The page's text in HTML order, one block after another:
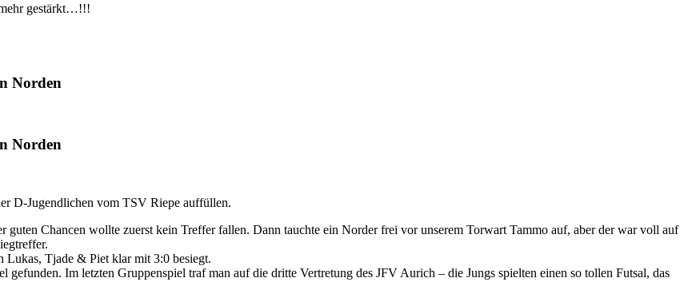
gestärkt…!!!
Norden
Norden
D-Jugendlichen vom TSV Riepe auffüllen.
Chancen wollte zuerst kein Treffer fallen. Dann tauchte ein Norder frei vor unserem Torwart Tammo auf, aber der war voll auf
Tjade & Piet klar mit 3:0 besiegt.
gefunden. Im letzten Gruppenspiel traf man auf die dritte Vertretung des JFV Aurich – die Jungs spielten einen so tollen Futsal, das